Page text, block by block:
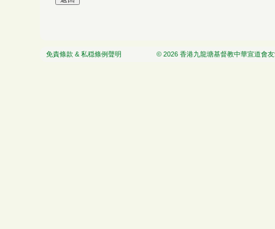
免責條款 & 私穏條例聲明 © 2026 香港九龍塘基督教中華宣道會友愛